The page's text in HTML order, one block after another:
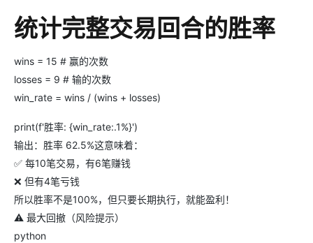
统计完整交易回合的胜率
wins = 15 # 赢的次数
losses = 9 # 输的次数
win_rate = wins / (wins + losses)
print(f'胜率: {win_rate:.1%}')
输出：胜率 62.5%这意味着：
✅ 每10笔交易，有6笔赚钱
❌ 但有4笔亏钱
所以胜率不是100%，但只要长期执行，就能盈利！
⚠️ 最大回撤（风险提示）
python